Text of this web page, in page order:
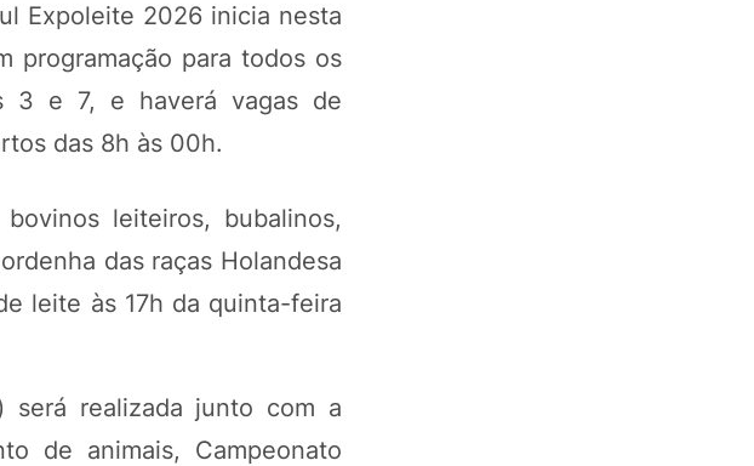
Expoleite 2026 inicia nesta
programação para todos os
3 e 7, e haverá vagas de
das 8h às 00h.
leiteiros, bubalinos,
das raças Holandesa
leite às 17h da quinta-feira
será realizada junto com a
de animais, Campeonato